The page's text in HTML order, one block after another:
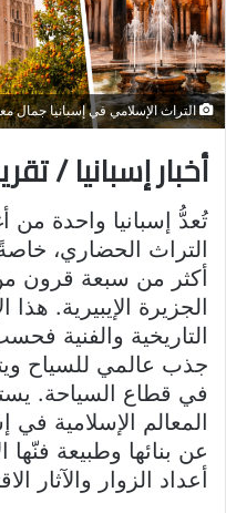
التراث الإسلامي في إسبانيا جمال
أخبار إسبانيا /
تُعدُّ إسبانيا واحدة
التراث الحضاري،
أكثر من سبعة قرون
الجزيرة الإيبيرية.
التاريخية والفنية
جذب عالمي للسياح
في قطاع السياحة.
المعالم الإسلامية في
عن بنائها وطبيعة فنّها
أعداد الزوار والآثار